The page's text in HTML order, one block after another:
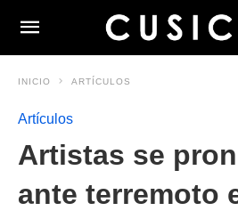
INICIO ARTÍCULOS
Artículos
Artistas se
ante terremoto